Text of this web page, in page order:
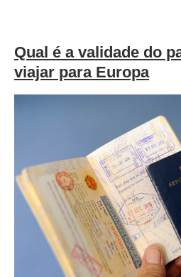
Qual é a validade do
viajar para Europa